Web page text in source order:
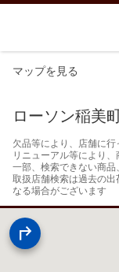
マップを見る
ローソン稲美
欠品等により、店舗に
リニューアル等により
一部、検索できない商
取扱店舗検索は過去の
なる場合がございます